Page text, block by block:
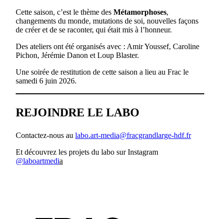
Cette saison, c’est le thème des Métamorphoses,
changements du monde, mutations de soi, nouvelles façons
de créer et de se raconter, qui était mis à l’honneur.
Des ateliers ont été organisés avec : Amir Youssef, Caroline
Pichon, Jérémie Danon et Loup Blaster.
Une soirée de restitution de cette saison a lieu au Frac le
samedi 6 juin 2026.
REJOINDRE LE LABO
Contactez-nous au labo.art-media@fracgrandlarge-hdf.fr
Et découvrez les projets du labo sur Instagram
@laboartmedia